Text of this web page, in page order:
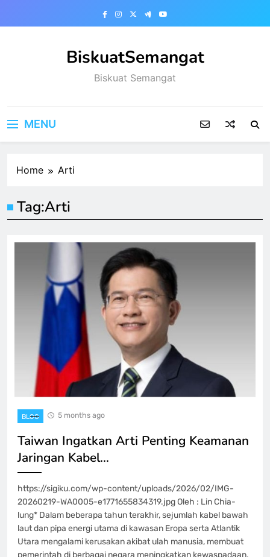
BiskuatSemangat
Biskuat Semangat
MENU
Home Arti
Tag:Arti
BLOG 5 months ago
Taiwan Ingatkan Arti Penting Keamanan
Jaringan Kabel…
https://sigiku.com/wp-content/uploads/2026/02/IMG-
20260219-WA0005-e1771655834319.jpg Oleh : Lin Chia-
lung* Dalam beberapa tahun terakhir, sejumlah kabel bawah
laut dan pipa energi utama di kawasan Eropa serta Atlantik
Utara mengalami kerusakan akibat ulah manusia, membuat